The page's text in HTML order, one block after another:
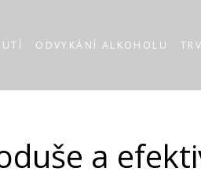
ODVYKÁNÍ ALKOHOLU
a